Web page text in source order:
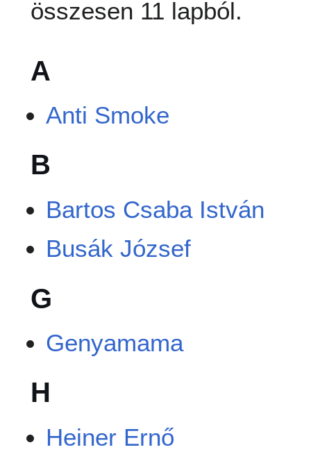
összesen 11 lapból.
A
Anti Smoke
B
Bartos Csaba István
Busák József
G
Genyamama
H
Heiner Ernő